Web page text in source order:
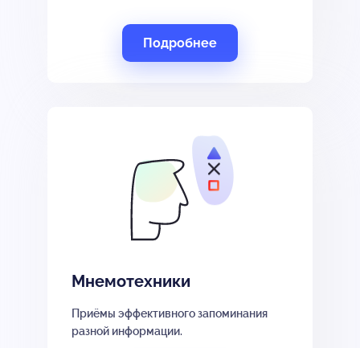
Подробнее
Мнемотехники
Приёмы эффективного запоминания
разной информации.